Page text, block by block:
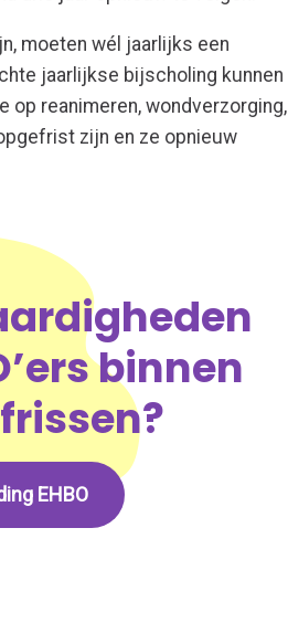
moeten wél jaarlijks een
jaarlijkse bijscholing kunnen
op reanimeren, wondverzorging,
zijn en ze opnieuw
binnen
EHBO